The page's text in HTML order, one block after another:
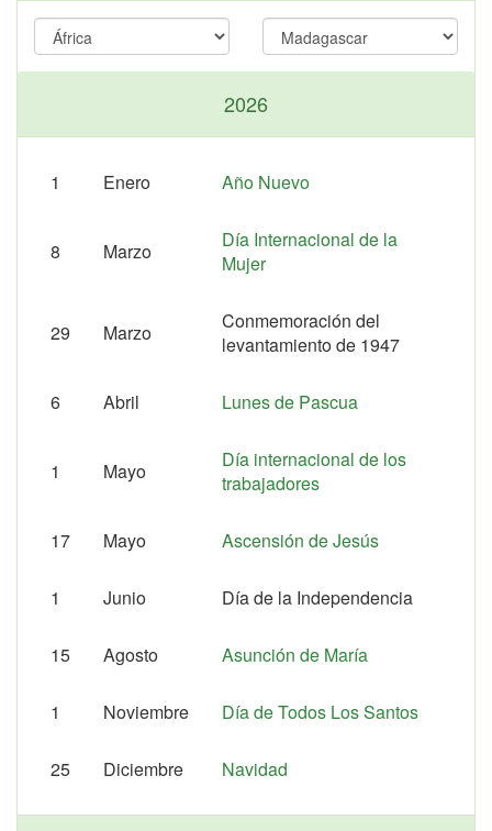
2026
1 Enero Año Nuevo
8 Marzo
Día Internacional de la
Mujer
29 Marzo
Conmemoración del
levantamiento de 1947
6 Abril Lunes de Pascua
1 Mayo
Día internacional de los
trabajadores
17 Mayo Ascensión de Jesús
1 Junio Día de la Independencia
15 Agosto Asunción de María
1 Noviembre Día de Todos Los Santos
25 Diciembre Navidad